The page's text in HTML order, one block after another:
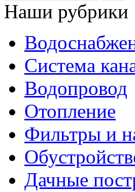
Наши рубрики
Система
Водопровод
Отопление
Фильтры и
Дачные